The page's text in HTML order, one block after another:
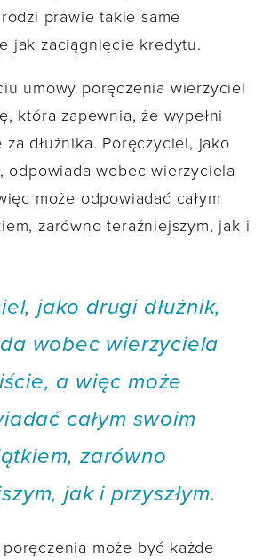
prawie takie same
jak zaciągnięcie kredytu.
umowy poręczenia wierzyciel
która zapewnia, że wypełni
za dłużnika. Poręczyciel, jako
odpowiada wobec wierzyciela
może odpowiadać całym
zarówno teraźniejszym, jak i
jako drugi dłużnik,
wobec wierzyciela
a więc może
całym swoim
zarówno
jak i przyszłym.
może być każde